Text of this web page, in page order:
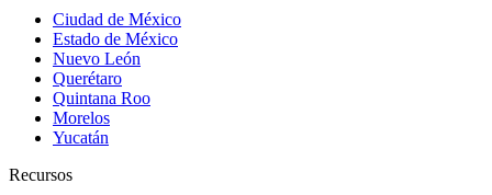
Ciudad de México
Estado de México
Nuevo León
Querétaro
Quintana Roo
Morelos
Yucatán
Recursos